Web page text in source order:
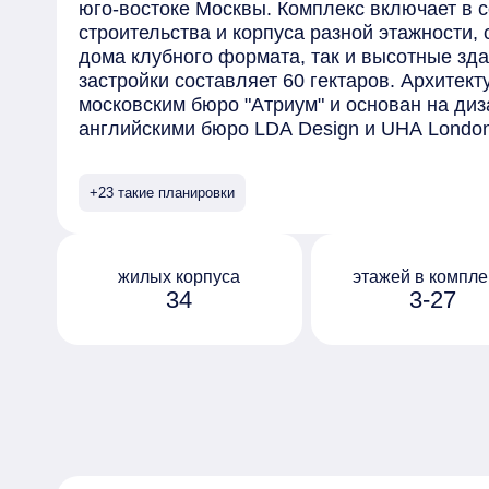
юго-востоке Москвы. Комплекс включает в
строительства и корпуса разной
дома клубного формата, так и высотные
застройки составляет 60 гектаров.
московским бюро "Атриум" и основан на
английскими бюро LDA Design и UHA
предлагаемых в комплексе - квартиры с
обустроен собственный парк "Зелёная
10 гектаров, которая тянется через весь
Протяжённое прогулочное пространство
+23 такие планировки
34
жилых корпуса
3-27
этажей в